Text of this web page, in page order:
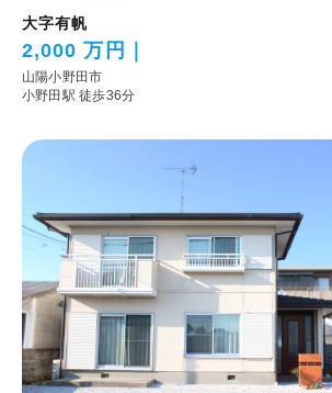
大字有帆
2,000 万円
山陽小野田市
小野田駅 徒歩36分